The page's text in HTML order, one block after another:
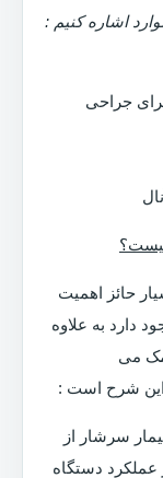
اشاره کنیم :
جراحی
حائز اهمیت
دارد به علاوه
می
این شرح است :
سرشار از
عملکرد دستگاه